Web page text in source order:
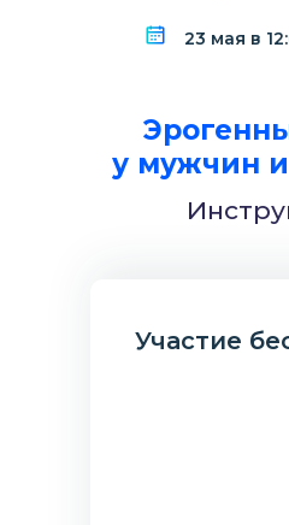
у мужчин
Участие
23 мая в